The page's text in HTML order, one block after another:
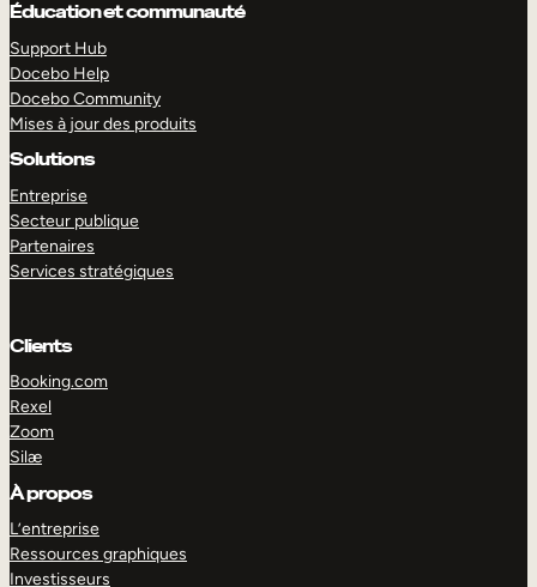
Éducation et communauté
Support Hub
Docebo Help
Docebo Community
Mises à jour des produits
Solutions
Entreprise
Secteur publique
Partenaires
Services stratégiques
Clients
Booking.com
Rexel
Zoom
Silæ
À propos
L’entreprise
Ressources graphiques
Investisseurs